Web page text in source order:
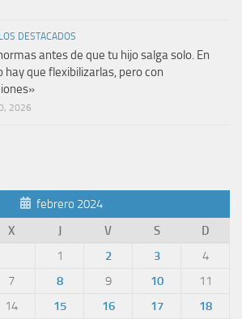
DESTACADOS
antes de que tu hijo salga solo. En
hay que flexibilizarlas, pero con
2026
febrero 2024
X J V S
D
1
2 3
4
7 8 9 10
11
14 15 16 17
18